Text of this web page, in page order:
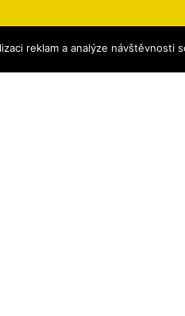
reklam a analýze